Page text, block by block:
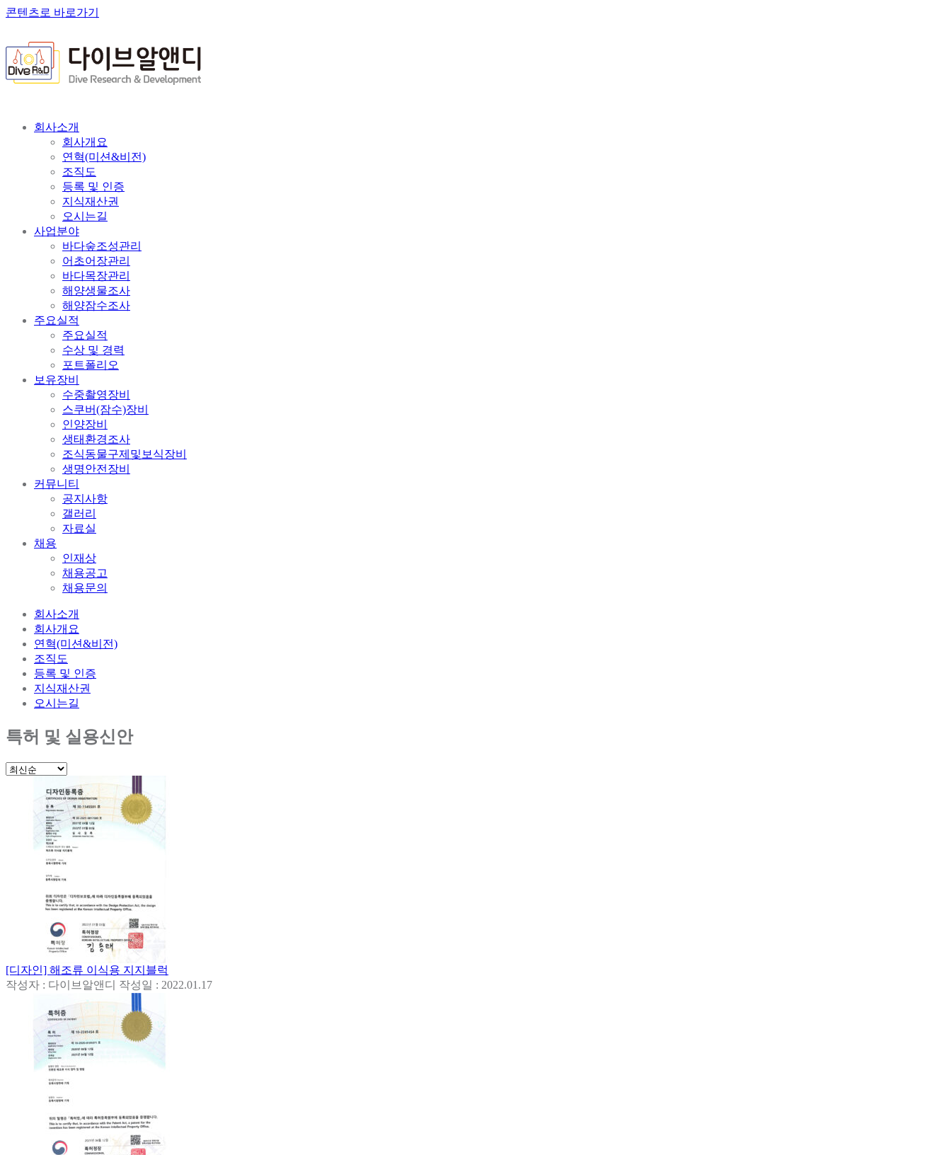
콘텐츠로 바로가기
회사소개
회사개요
연혁(미션&비전)
조직도
등록 및 인증
지식재산권
오시는길
사업분야
바다숲조성관리
어초어장관리
바다목장관리
해양생물조사
해양잠수조사
주요실적
주요실적
수상 및 경력
포트폴리오
보유장비
수중촬영장비
스쿠버(잠수)장비
인양장비
생태환경조사
조식동물구제및보식장비
생명안전장비
커뮤니티
공지사항
갤러리
자료실
채용
인재상
채용공고
채용문의
회사소개
회사개요
연혁(미션&비전)
조직도
등록 및 인증
지식재산권
오시는길
특허 및 실용신안
[디자인] 해조류 이식용 지지블럭
작성자 : 다이브알앤디 작성일 : 2022.01.17